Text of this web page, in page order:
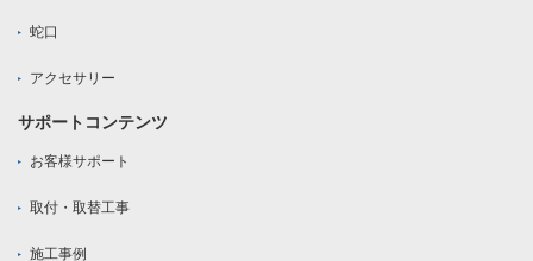
蛇口
アクセサリー
サポートコンテンツ
お客様サポート
取付・取替工事
施工事例